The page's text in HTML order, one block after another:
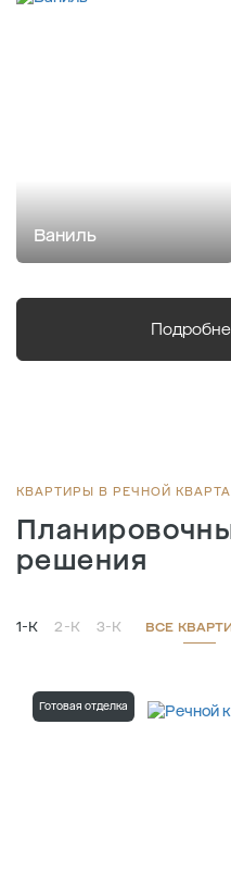
Ваниль
КВАРТИРЫ В РЕЧНОЙ
решения
1-К 2-К 3-К ВСЕ
Готовая отделка